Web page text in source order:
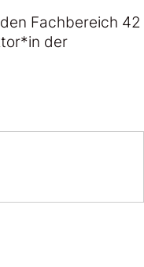
Fachbereich 42
der